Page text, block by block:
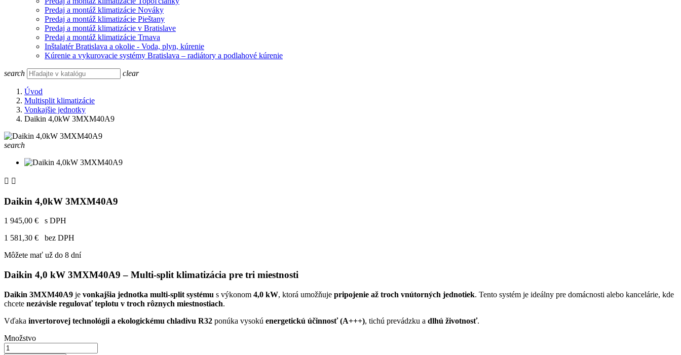
Predaj a montáž klimatizácie Nováky
Predaj a montáž klimatizácie Pieštany
Predaj a montáž klimatizácie v Bratislave
Predaj a montáž klimatizácie Trnava
Inštalatér Bratislava a okolie - Voda, plyn, kúrenie
Kúrenie a vykurovacie systémy Bratislava – radiátory a podlahové kúrenie
search clear
Úvod
Multisplit klimatizácie
Vonkajšie jednotky
Daikin 4,0kW 3MXM40A9
search
 
Daikin 4,0kW 3MXM40A9
1 945,00 €
s DPH
1 581,30 €
bez DPH
Môžete mať už do 8 dní
Daikin 4,0 kW 3MXM40A9 – Multi-split klimatizácia pre tri miestnosti
Daikin 3MXM40A9 je vonkajšia jednotka multi-split systému s výkonom 4,0 kW, ktorá umožňuje pripojenie až troch vnútorných jednotiek. Tento systém je ideálny pre domácnosti alebo kancelárie, kde
chcete nezávisle regulovať teplotu v troch rôznych miestnostiach.
Vďaka invertorovej technológii a ekologickému chladivu R32 ponúka vysokú energetickú účinnosť (A+++), tichú prevádzku a dlhú životnosť.
Množstvo